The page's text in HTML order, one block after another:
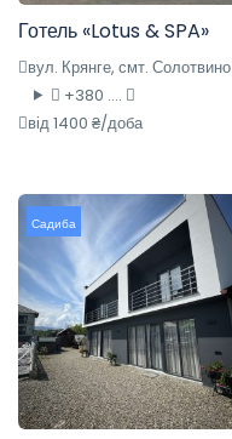
Готель «Lotus & SPA»
вул. Крянге, смт. Солотвино
+380 ....
від 1400 ₴/доба
Садиба